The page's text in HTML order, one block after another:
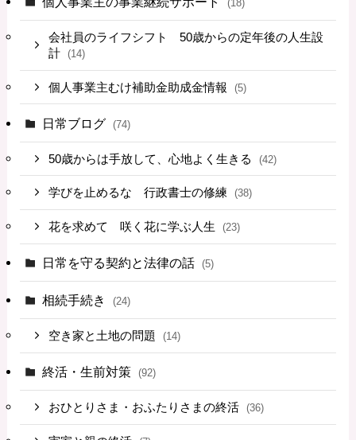
(18)
会社員のライフシフト 50歳からの定年後の人生設
計
(14)
個人事業主むけ補助金助成金情報 (5)
日常ブログ (74)
50歳からは手放して、心地よく生きる (42)
学びを止めるな 行政書士の修練 (38)
花を求めて 咲く花に学ぶ人生 (23)
日常を守る契約と法律の話 (5)
相続手続き (24)
空き家と土地の問題 (14)
終活・生前対策 (92)
おひとりさま・おふたりさまの終活 (36)